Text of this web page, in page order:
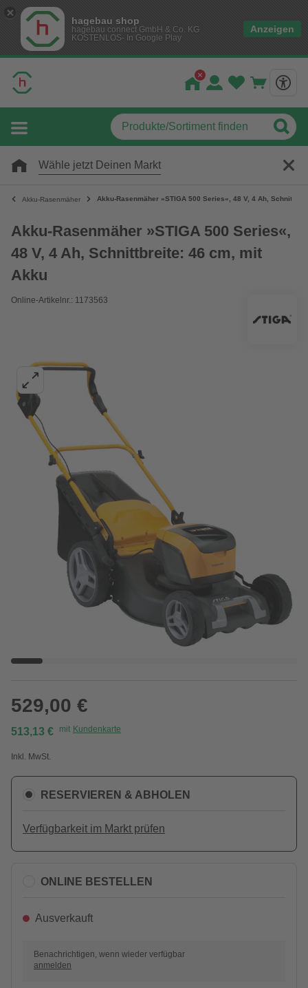
hagebau shop
hagebau connect GmbH & Co. KG
KOSTENLOS- In Google Play
Anzeigen
Wähle jetzt Deinen Markt
Akku-Rasenmäher Akku-Rasenmäher »STIGA 500 Series«, 48 V, 4 Ah,
Akku-Rasenmäher »STIGA 500 Series«,
48 V, 4 Ah, Schnittbreite: 46 cm, mit
Akku
Online-Artikelnr.: 1173563
529,00 €
513,13 € mit Kundenkarte
Inkl. MwSt.
RESERVIEREN & ABHOLEN
Verfügbarkeit im Markt prüfen
ONLINE BESTELLEN
Ausverkauft
Benachrichtigen, wenn wieder verfügbar
anmelden